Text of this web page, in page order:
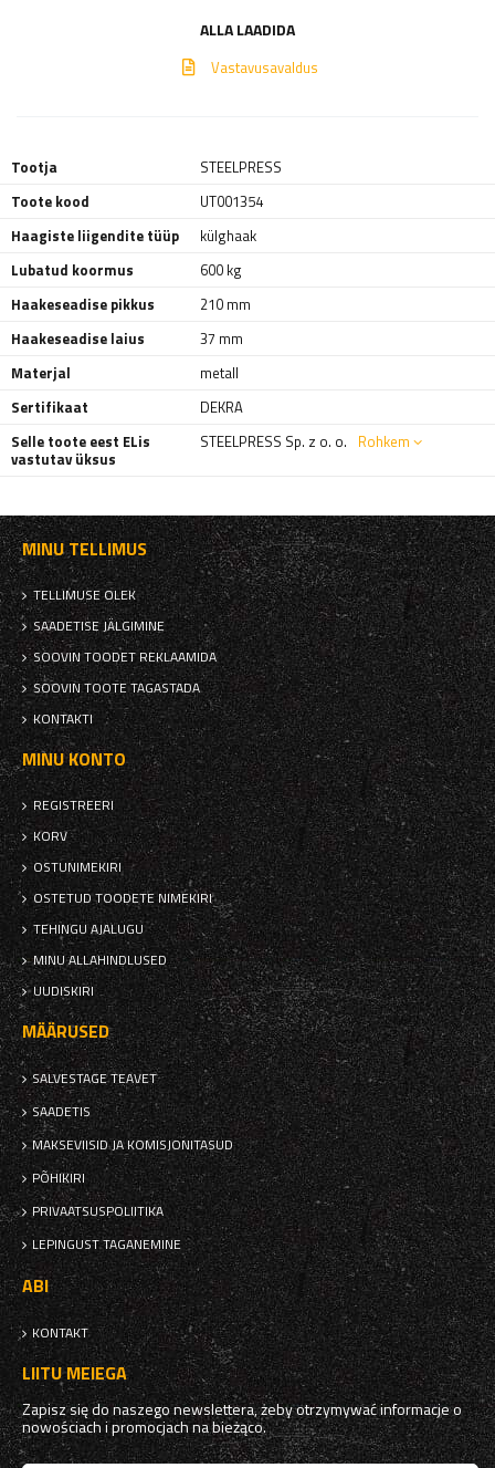
ALLA LAADIDA
Vastavusavaldus
Tootja
STEELPRESS
Toote kood
UT001354
Haagiste liigendite tüüp
külghaak
Lubatud koormus
600 kg
Haakeseadise pikkus
210 mm
Haakeseadise laius
37 mm
Materjal
metall
Sertifikaat
DEKRA
Selle toote eest ELis
vastutav üksus
STEELPRESS Sp. z o. o. Rohkem
MINU TELLIMUS
TELLIMUSE OLEK
SAADETISE JÄLGIMINE
SOOVIN TOODET REKLAAMIDA
SOOVIN TOOTE TAGASTADA
KONTAKTI
MINU KONTO
REGISTREERI
KORV
OSTUNIMEKIRI
OSTETUD TOODETE NIMEKIRI
TEHINGU AJALUGU
MINU ALLAHINDLUSED
UUDISKIRI
MÄÄRUSED
SALVESTAGE TEAVET
SAADETIS
MAKSEVIISID JA KOMISJONITASUD
PÕHIKIRI
PRIVAATSUSPOLIITIKA
LEPINGUST TAGANEMINE
ABI
KONTAKT
LIITU MEIEGA
Zapisz się do naszego newslettera, żeby otrzymywać informacje o
nowościach i promocjach na bieżąco.